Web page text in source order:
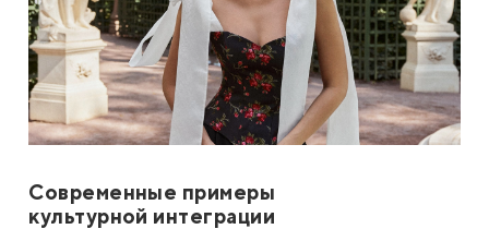
Современные примеры
культурной интеграции